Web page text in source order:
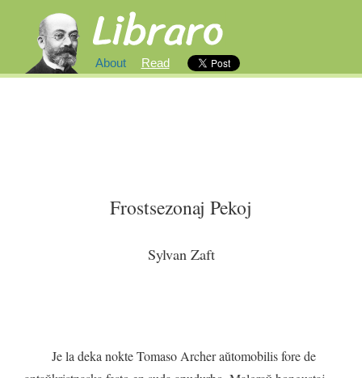
About Read
Frostsezonaj Pekoj
Sylvan Zaft
JeladekanokteTomasoArcheraŭtomobilisforede